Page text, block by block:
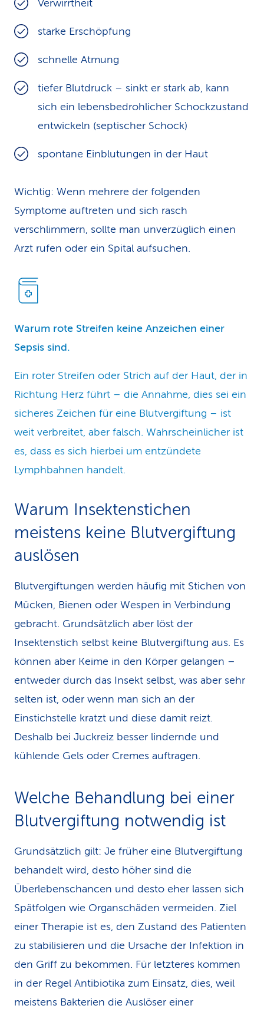
Verwirrtheit
starke Erschöpfung
schnelle Atmung
tiefer Blutdruck – sinkt er stark ab, kann
sich ein lebensbedrohlicher Schockzustand
entwickeln (septischer Schock)
spontane Einblutungen in der Haut
Wichtig: Wenn mehrere der folgenden
Symptome auftreten und sich rasch
verschlimmern, sollte man unverzüglich einen
Arzt rufen oder ein Spital aufsuchen.
Warum rote Streifen keine Anzeichen einer
Sepsis sind.
Ein roter Streifen oder Strich auf der Haut, der in
Richtung Herz führt – die Annahme, dies sei ein
sicheres Zeichen für eine Blutvergiftung – ist
weit verbreitet, aber falsch. Wahrscheinlicher ist
es, dass es sich hierbei um entzündete
Lymphbahnen handelt.
Warum Insektenstichen
meistens keine Blutvergiftung
auslösen
Blutvergiftungen werden häufig mit Stichen von
Mücken, Bienen oder Wespen in Verbindung
gebracht. Grundsätzlich aber löst der
Insektenstich selbst keine Blutvergiftung aus. Es
können aber Keime in den Körper gelangen –
entweder durch das Insekt selbst, was aber sehr
selten ist, oder wenn man sich an der
Einstichstelle kratzt und diese damit reizt.
Deshalb bei Juckreiz besser lindernde und
kühlende Gels oder Cremes auftragen.
Welche Behandlung bei einer
Blutvergiftung notwendig ist
Grundsätzlich gilt: Je früher eine Blutvergiftung
behandelt wird, desto höher sind die
Überlebenschancen und desto eher lassen sich
Spätfolgen wie Organschäden vermeiden. Ziel
einer Therapie ist es, den Zustand des Patienten
zu stabilisieren und die Ursache der Infektion in
den Griff zu bekommen. Für letzteres kommen
in der Regel Antibiotika zum Einsatz, dies, weil
meistens Bakterien die Auslöser einer